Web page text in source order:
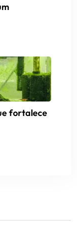
fortalece